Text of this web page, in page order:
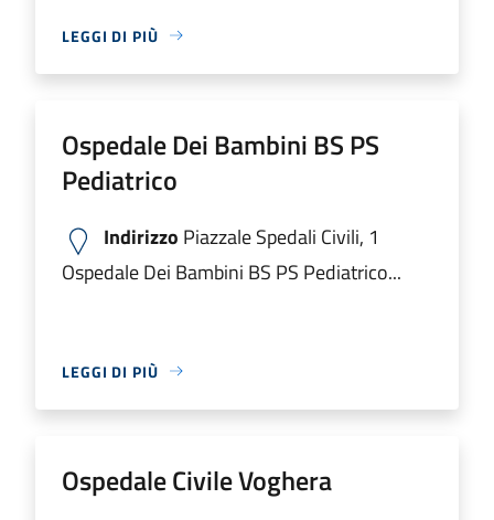
LEGGI DI PIÙ
Ospedale Dei Bambini BS PS
Pediatrico
Indirizzo Piazzale Spedali Civili, 1
Ospedale Dei Bambini BS PS Pediatrico...
LEGGI DI PIÙ
Ospedale Civile Voghera